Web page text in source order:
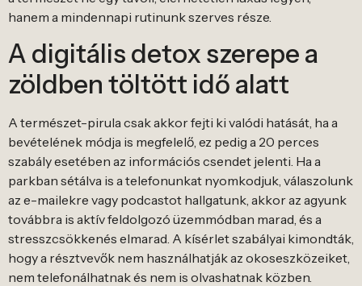
hanem a mindennapi rutinunk szerves része.
A digitális detox szerepe a
zöldben töltött idő alatt
A természet-pirula csak akkor fejti ki valódi hatását, ha a
bevételének módja is megfelelő, ez pedig a 20 perces
szabály esetében az információs csendet jelenti. Ha a
parkban sétálva is a telefonunkat nyomkodjuk, válaszolunk
az e-mailekre vagy podcastot hallgatunk, akkor az agyunk
továbbra is aktív feldolgozó üzemmódban marad, és a
stresszcsökkenés elmarad. A kísérlet szabályai kimondták,
hogy a résztvevők nem használhatják az okoseszközeiket,
nem telefonálhatnak és nem is olvashatnak közben.